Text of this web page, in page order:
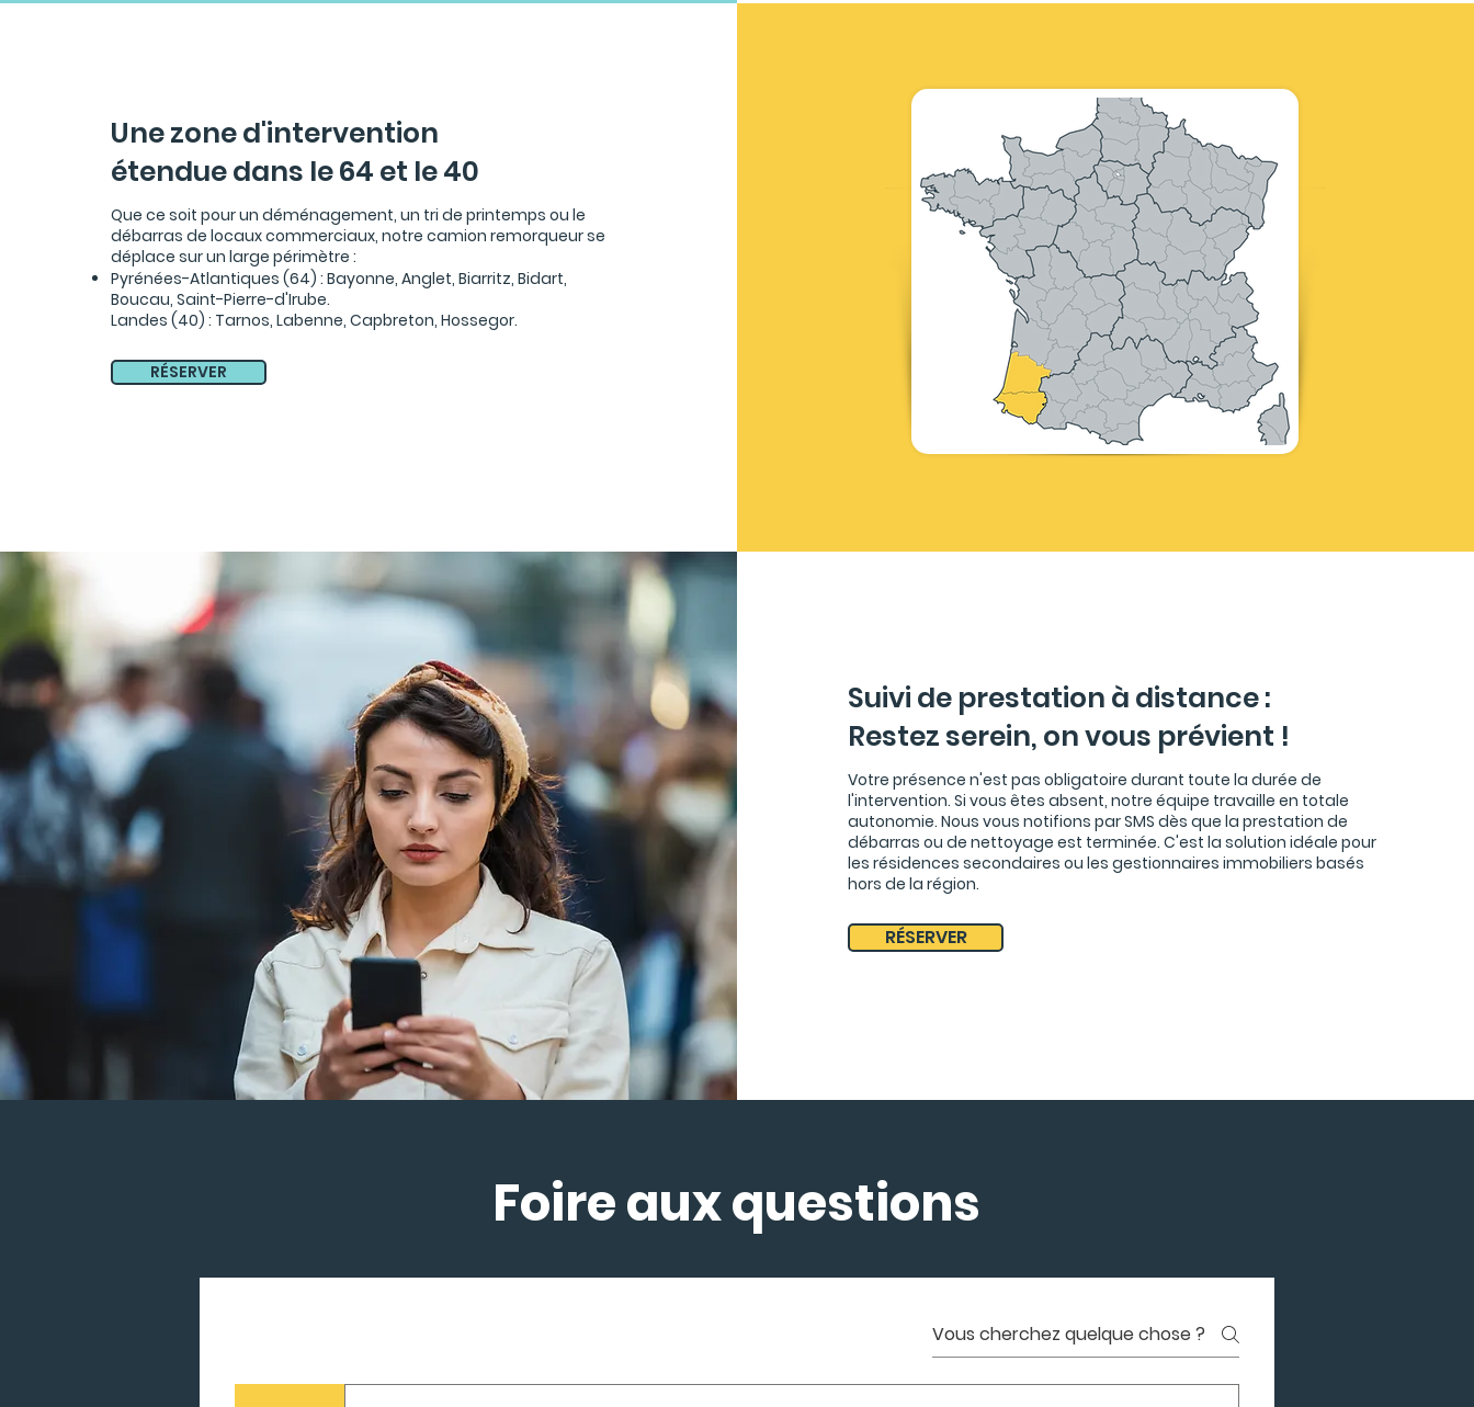
Une zone d'intervention
étendue dans le 64 et le 40
Que ce soit pour un déménagement, un tri de printemps ou le
débarras de locaux commerciaux, notre camion remorqueur se
déplace sur un large périmètre :
Pyrénées-Atlantiques (64) : Bayonne, Anglet, Biarritz, Bidart,
Boucau, Saint-Pierre-d'Irube.
Landes (40) : Tarnos, Labenne, Capbreton, Hossegor.
RÉSERVER
Suivi de prestation à distance :
Restez serein, on vous prévient !
Votre présence n'est pas obligatoire durant toute la durée de
l'intervention. Si vous êtes absent, notre équipe travaille en totale
autonomie. Nous vous notifions par SMS dès que la prestation de
débarras ou de nettoyage est terminée. C'est la solution idéale pour
les résidences secondaires ou les gestionnaires immobiliers basés
hors de la région.
RÉSERVER
Foire aux questions